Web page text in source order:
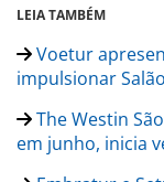
LEIA TAMBÉM
Voetur
impulsionar
The Westin
em junho, inicia